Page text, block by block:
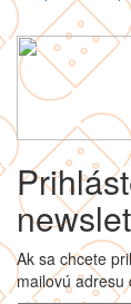
Ak sa chcete
mailovú adresu